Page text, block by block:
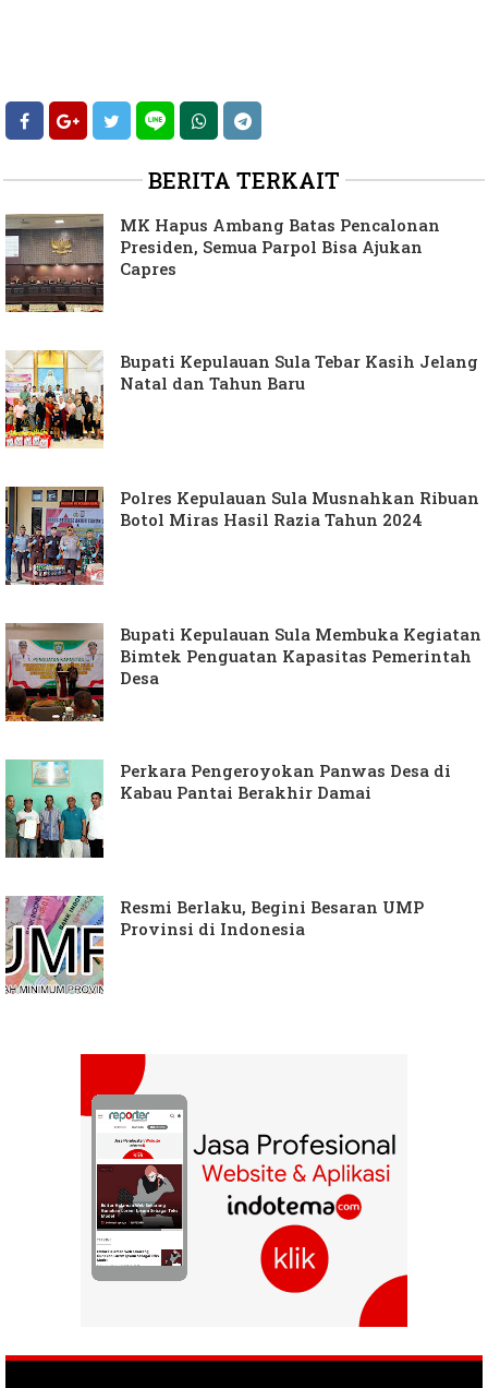
BERITA TERKAIT
MK Hapus Ambang Batas Pencalonan
Presiden, Semua Parpol Bisa Ajukan
Capres
Bupati Kepulauan Sula Tebar Kasih Jelang
Natal dan Tahun Baru
Polres Kepulauan Sula Musnahkan Ribuan
Botol Miras Hasil Razia Tahun 2024
Bupati Kepulauan Sula Membuka Kegiatan
Bimtek Penguatan Kapasitas Pemerintah
Desa
Perkara Pengeroyokan Panwas Desa di
Kabau Pantai Berakhir Damai
Resmi Berlaku, Begini Besaran UMP
Provinsi di Indonesia